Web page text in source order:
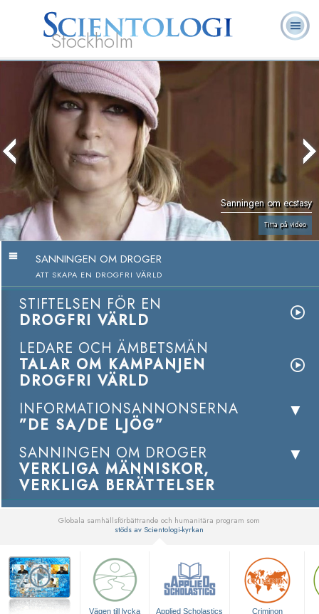
Stockholm
Hubbard
Vad är
Scientologi?
Frivilligpastorer
Sanningen om ecstasy
Titta på video
SANNINGEN OM DROGER
ATT SKAPA EN DROGFRI VÄRLD
STIFTELSEN FÖR EN
DROGFRI VÄRLD
LEDARE OCH ÄMBETSMÄN
TALAR OM KAMPANJEN
DROGFRI VÄRLD
INFORMATIONSANNONSERNA
”DE SA/DE LJÖG”
SANNINGEN OM DROGER
VERKLIGA MÄNNISKOR,
VERKLIGA BERÄTTELSER
Globala samhällsförbättrande och humanitära program som
stöds av Scientologi-kyrkan
Vägen till lycka Applied Scholastics Criminon